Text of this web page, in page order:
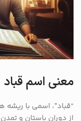
معنی اسم قباد
“قباد”، اسمی با ریشه
از دوران باستان و